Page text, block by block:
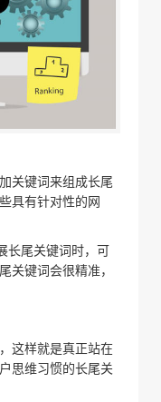
关键词来组成长尾
具有针对性的网
长尾关键词时，可
关键词会很精准，
这样就是真正站在
思维习惯的长尾关